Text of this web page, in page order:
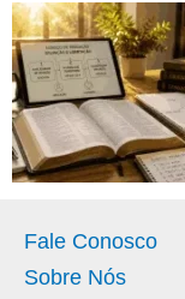
Fale Conosco
Sobre Nós